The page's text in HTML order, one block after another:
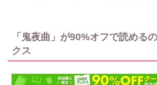
「鬼夜曲」が90%オフで読める
クス